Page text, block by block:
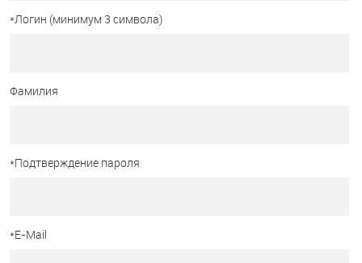
*Логин (минимум 3 символа)
Фамилия
*Подтверждение пароля
*E-Mail